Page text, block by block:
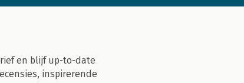
en blijf up-to-date
inspirerende